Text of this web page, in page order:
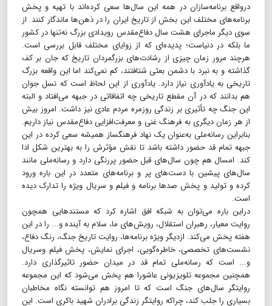
درواقع برنامه‌سازان در همه این سال‌ها سعی کرده‌اند با تهیه و پخش
برنامه‌های مختلف این بخش از تاریخ ایران را در ذهن‌ها ماندگار کنند. از
سوی دیگر ماجرای هشت سال دفاع‌مقدس رویدادی بزرگ نه‌تنها در کشور
ما بلکه در دنیاست؛ پدیده‌ای که از زوایای مختلف قابل بررسی است.
هرچند مرور زمان چیزی از رشادت‌های بزرگمردان تاریخ که جان بر کف
گذاشته و به نبرد با دشمن بعثی شتافتند، کم نمی‌کند اما این واقعه بزرگ
تاریخی به یادآوری نیاز دارد. یادآوری از این لحاظ است که نسل جوان
هم بدانند که در آن مقطع تاریخی چه اتفاقاتی در جبهه می‌افتاد و البته
این جنگ چه تأثیری بر زندگی روزمره مردم عادی نیز داشت. امروز بیش
از هر زمان دیگری به فرهنگ غنی و معرفت‌افزایی دفاع‌مقدس نیاز داریم.
بنابراین رسانه‌ملی به‌عنوان یک نهاد فرهنگساز همیشه سعی کرده در این
جبهه تمام قد حضور داشته باشد تا نقش مؤثرش را به بهترین شکل ادا
کند. امسال هم چون سال‌های قبل حضور پررنگی دارد و رسانه‌ملی مانند
سال‌های پیشین با دست‌های پر و برنامه‌های متعدد در این باره ورود
کرده و تولید و پخش صد‌ها برنامه و فیلم و سریال ویژه را تدارک دیده
است.
دراین باره می‌توان به شبکه افق اشاره کرد که مستندهایی همچون
روایت معیار، رهبران استقلال، رویش‌های ما، سلام به آینده و... را در این
هفته پخش می‌کند. ازدیگر ویژه برنامه‌ها، روایت تاریخ جنگ، رنگ دفاع،
نشست‌های تخصصی، خاطره‌گویی، اجرای نمایش، پخش فیلم وسریال
و... است که رسانه‌ملی تمام قد در میدان حضور تاثیرگذاری دارد.
همچنین مجموعه تلویزیونی عاشورا هم پخش می‌شود که این مجموعه
روایتگر سال‌های جنگ است که تا امروز هم توانسته نگاه مخاطبان
بسیاری را جلب کند، چراکه روایتگر زندگی برادران شهید باکری است. این